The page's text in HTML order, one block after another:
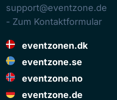
support@eventzone.de
- Zum Kontaktformular
eventzonen.dk
eventzone.se
eventzone.no
eventzone.de